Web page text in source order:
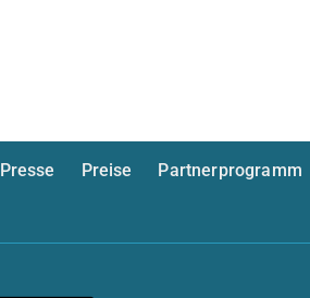
Presse Preise
Partnerprogramm